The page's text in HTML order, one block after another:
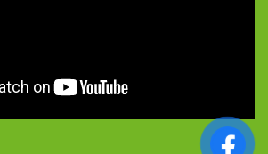
5/5 - (37 bình chọn)